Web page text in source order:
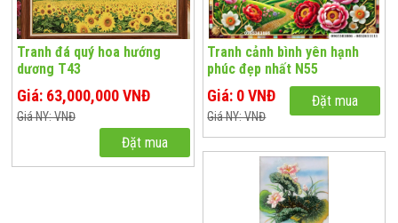
Tranh đá quý hoa hướng
dương T43
Giá: 63,000,000 VNĐ
Giá NY: VNĐ
Đặt mua
Tranh cảnh bình yên hạnh
phúc đẹp nhất N55
Giá: 0 VNĐ
Giá NY: VNĐ
Đặt mua